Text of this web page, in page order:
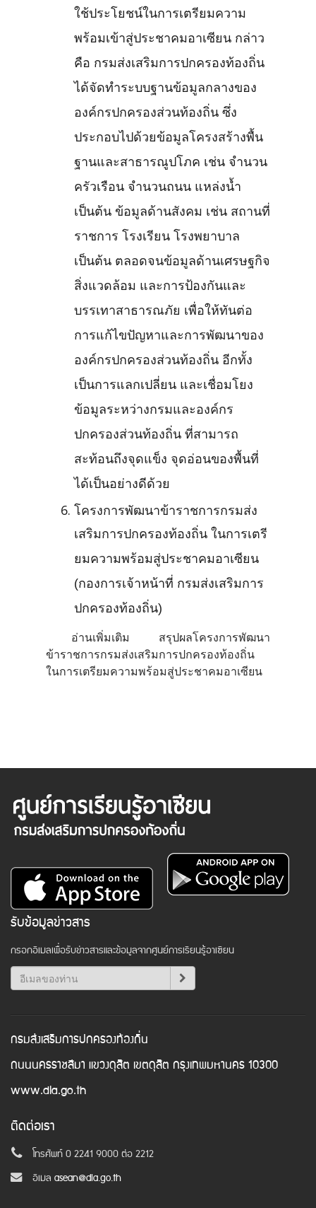
ใช้ประโยชน์ในการเตรียมความ
พร้อมเข้าสู่ประชาคมอาเซียน กล่าว
คือ กรมส่งเสริมการปกครองท้องถิ่น
ได้จัดทำระบบฐานข้อมูลกลางของ
องค์กรปกครองส่วนท้องถิ่น ซึ่ง
ประกอบไปด้วยข้อมูลโครงสร้างพื้น
ฐานและสาธารณูปโภค เช่น จำนวน
ครัวเรือน จำนวนถนน แหล่งน้ำ
เป็นต้น ข้อมูลด้านสังคม เช่น สถานที่
ราชการ โรงเรียน โรงพยาบาล
เป็นต้น ตลอดจนข้อมูลด้านเศรษฐกิจ
สิ่งแวดล้อม และการป้องกันและ
บรรเทาสาธารณภัย เพื่อให้ทันต่อ
การแก้ไขปัญหาและการพัฒนาของ
องค์กรปกครองส่วนท้องถิ่น อีกทั้ง
เป็นการแลกเปลี่ยน และเชื่อมโยง
ข้อมูลระหว่างกรมและองค์กร
ปกครองส่วนท้องถิ่น ที่สามารถ
สะท้อนถึงจุดแข็ง จุดอ่อนของพื้นที่
ได้เป็นอย่างดีด้วย
โครงการพัฒนาข้าราชการกรมส่ง
เสริมการปกครองท้องถิ่น ในการเตรี
ยมความพร้อมสู่ประชาคมอาเซียน
(กองการเจ้าหน้าที่ กรมส่งเสริมการ
ปกครองท้องถิ่น)
อ่านเพิ่มเติม สรุปผลโครงการพัฒนา
ข้าราชการกรมส่งเสริมการปกครองท้องถิ่น
ในการเตรียมความพร้อมสู่ประชาคมอาเซียน
รับข้อมูลข่าวสาร
กรอกอีเมลเพื่อรับข่าวสารและข้อมูลจากศูนย์การเรียนรู้อาเซียน
กรมส่งเสริมการปกครองท้องถิ่น
ถนนนครราชสีมา แขวงดุสิต เขตดุสิต กรุงเทพมหานคร 10300
www.dla.go.th
ติดต่อเรา
โทรศัพท์ 0 2241 9000 ต่อ 2212
อีเมล asean@dla.go.th